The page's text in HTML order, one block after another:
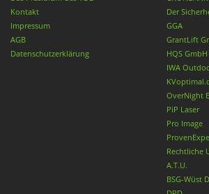
Kontakt
Impressum
AGB
Datenschutzerklärung
Der
GGA
GrantLift
HQS GmbH
IWA
OverNight
PiP Laser
Pro Image
Rechtliche
A.T.U.
BSG-Wüst